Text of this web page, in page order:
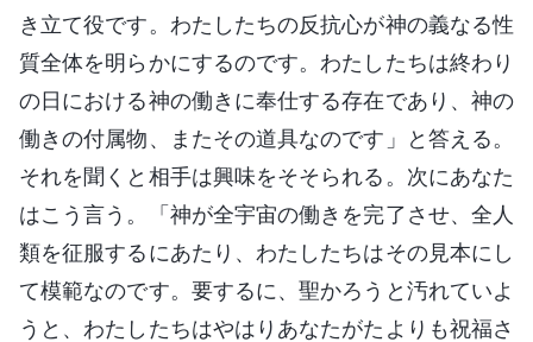
き立て役です。わたしたちの反抗心が神の義なる性
質全体を明らかにするのです。わたしたちは終わり
の日における神の働きに奉仕する存在であり、神の
働きの付属物、またその道具なのです」と答える。
それを聞くと相手は興味をそそられる。次にあなた
はこう言う。「神が全宇宙の働きを完了させ、全人
類を征服するにあたり、わたしたちはその見本にし
て模範なのです。要するに、聖かろうと汚れていよ
うと、わたしたちはやはりあなたがたよりも祝福さ